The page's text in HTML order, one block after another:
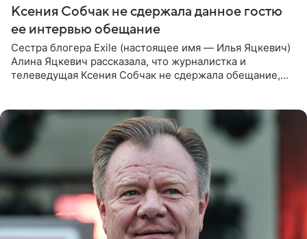
Ксения Собчак не сдержала данное гостю
ее интервью обещание
Сестра блогера Exile (настоящее имя — Илья Яцкевич)
Алина Яцкевич рассказала, что журналистка и
телеведущая Ксения Собчак не сдержала обещание,